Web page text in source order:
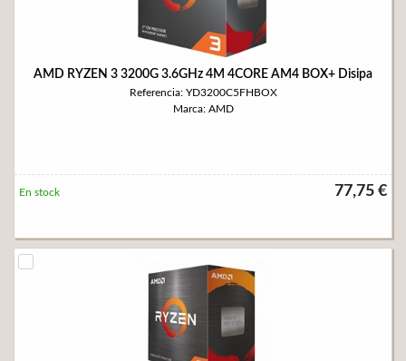
AMD RYZEN 3 3200G 3.6GHz 4M 4CORE AM4 BOX+ Disipa
Referencia: YD3200C5FHBOX
Marca: AMD
77,75 €
En stock